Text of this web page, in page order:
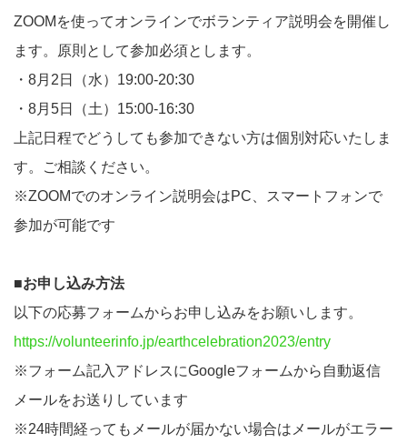
ZOOMを使ってオンラインでボランティア説明会を開催し
ます。原則として参加必須とします。
・8月2日（水）19:00-20:30
・8月5日（土）15:00-16:30
上記日程でどうしても参加できない方は個別対応いたしま
す。ご相談ください。
※ZOOMでのオンライン説明会はPC、スマートフォンで
参加が可能です
■お申し込み方法
以下の応募フォームからお申し込みをお願いします。
https://volunteerinfo.jp/earthcelebration2023/entry
※フォーム記入アドレスにGoogleフォームから自動返信
メールをお送りしています
※24時間経ってもメールが届かない場合はメールがエラー